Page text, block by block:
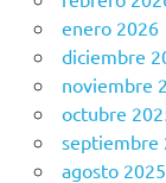
enero 2026
diciembre
noviembre
octubre
septiembre
agosto 2025